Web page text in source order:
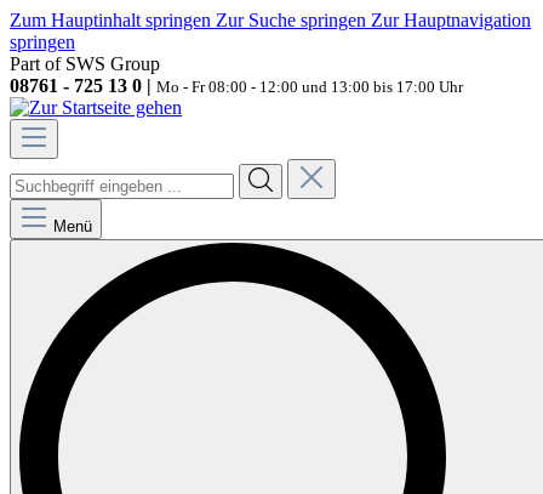
Zum Hauptinhalt springen Zur Suche springen Zur Hauptnavigation
springen
Part of SWS Group
08761 - 725 13 0 | Mo - Fr 08:00 - 12:00 und 13:00 bis 17:00 Uhr
Menü